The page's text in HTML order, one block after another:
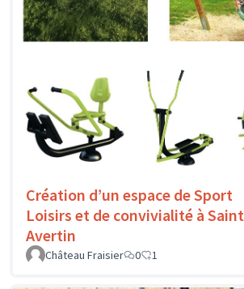
Création d’un espace de Sport
Loisirs et de convivialité à Saint
Avertin
Château Fraisier 0 1